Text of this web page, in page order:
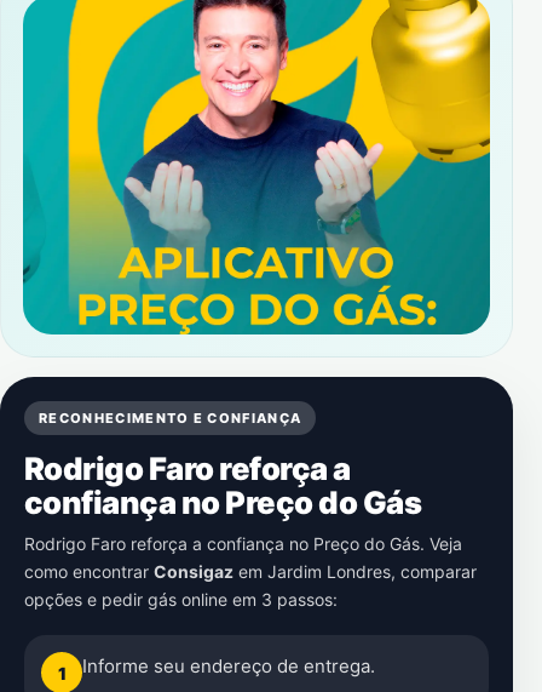
RECONHECIMENTO E CONFIANÇA
Rodrigo Faro reforça a
confiança no Preço do Gás
Rodrigo Faro reforça a confiança no Preço do Gás. Veja
como encontrar Consigaz em Jardim Londres, comparar
opções e pedir gás online em 3 passos:
1 Informe seu endereço de entrega.